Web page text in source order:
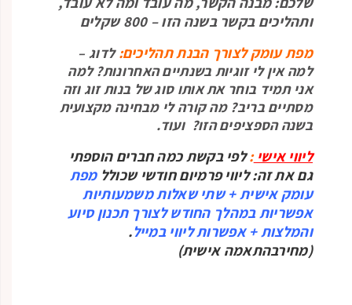
ותהליכים בקשר בשנה הזו – 800 שקלים
מפת עומק לצורך הבנת תהליכים:לדוג –
למה אין לי זוגיות בשנתיים האחרונות? למה
אני תמיד בוחר את אותו סוג של בנות זוג וזה
מסתיים בריב? מה קורה לי מבחינה מקצועית
בשנה הספציפים הזו? ועוד.
ליווי אישי:לפי בקשת כמה חברים הוספתי
גם את זה: ליווי פרמיום חודשי שכוללמפת
עומק אישית + שתי שאלות משמעותיות
אפשריות במהלך החודש לצורך תכנון סיוע
והמלצות + אפשרות ליווי במייל.
(מחירבהתאמה אישית)